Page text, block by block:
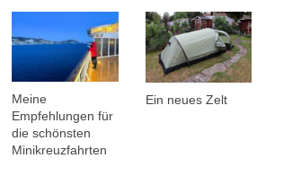
Meine
Empfehlungen für
die schönsten
Minikreuzfahrten
Ein neues Zelt